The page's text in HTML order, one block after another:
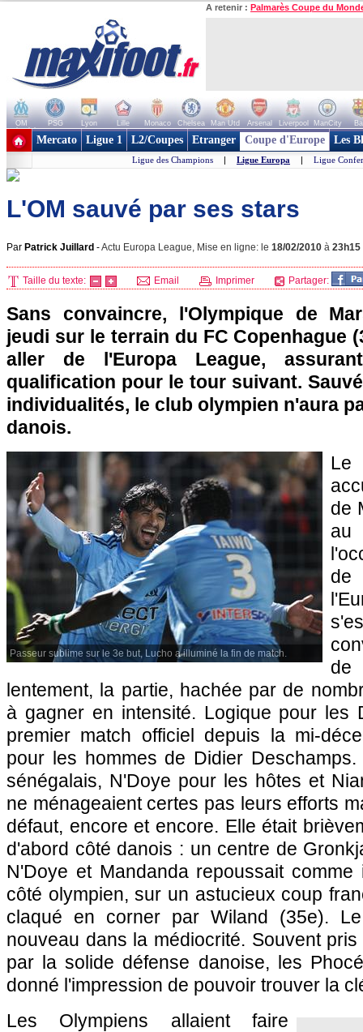
A retenir : Palmarès Coupe du
OM PSG Lyon Lille Monaco Chelsea Man Utd Arsenal Liverpool ManCity
+ de clubs
Mercato Ligue 1 L2/Coupes Etranger Coupe d'Europe Les
Ligue des Champions | Ligue Europa | Ligue
L'OM sauvé par ses stars
Par Patrick Juillard -Actu Europa League, Mise en ligne: le 18/02/2010 à 23h15
Taille du texte: Email Imprimer Partager:
Sans convaincre, l'Olympique de
jeudi sur le terrain du FC Copenhague
aller de l'Europa League,
qualification pour le tour suivant.
individualités, le club olympien n'aura
danois.
Passeur sublime sur le 3e but, Lucho a illuminé la fin de match.
Le
de
au
lentement, la partie, hachée par de
à gagner en intensité. Logique pour les
premier match officiel depuis la mi-
pour les hommes de Didier
sénégalais, N'Doye pour les hôtes et
ne ménageaient certes pas leurs efforts
défaut, encore et encore. Elle était
d'abord côté danois : un centre de
N'Doye et Mandanda repoussait
côté olympien, sur un astucieux coup
claqué en corner par Wiland (35e).
nouveau dans la médiocrité. Souvent
par la solide défense danoise, les
donné l'impression de pouvoir trouver la
Les Olympiens allaient faire